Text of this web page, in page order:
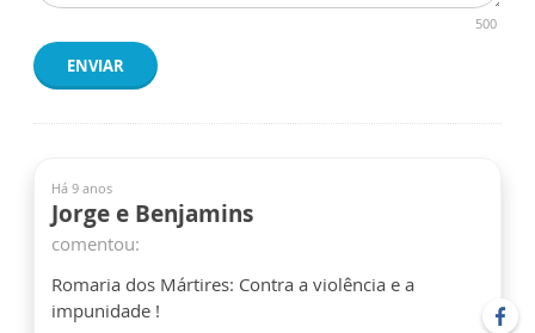
500
ENVIAR
Há 9 anos
Jorge e Benjamins
comentou:
Romaria dos Mártires: Contra a violência e a
impunidade !